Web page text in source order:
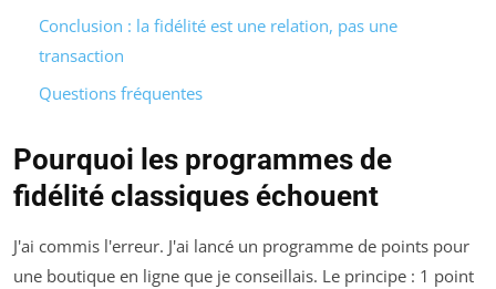
Conclusion : la fidélité est une relation, pas une
transaction
Questions fréquentes
Pourquoi les programmes de
fidélité classiques échouent
J'ai commis l'erreur. J'ai lancé un programme de points pour
une boutique en ligne que je conseillais. Le principe : 1 point